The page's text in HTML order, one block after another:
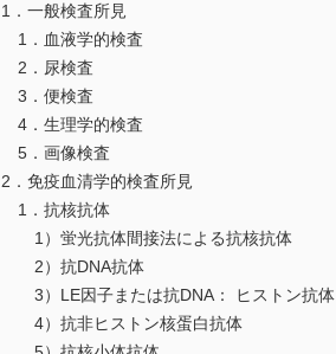
1．一般検査所見
1．血液学的検査
2．尿検査
3．便検査
4．生理学的検査
5．画像検査
2．免疫血清学的検査所見
1．抗核抗体
1）蛍光抗体間接法による抗核抗体
2）抗DNA抗体
3）LE因子または抗DNA： ヒストン抗体
4）抗非ヒストン核蛋白抗体